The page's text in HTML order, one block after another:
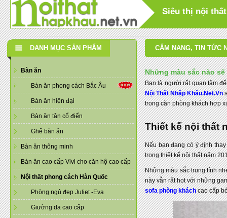
Siêu thị nội
DANH MỤC SẢN PHẨM
Bàn ăn
Bàn ăn phong cách Bắc Âu
Bàn ăn hiện đại
Bàn ăn tân cổ điển
Ghế bàn ăn
Bàn ăn thông minh
Bàn ăn cao cấp Vivi cho căn hộ cao cấp
Nội thất phong cách Hàn Quốc
Phòng ngủ đẹp Juliet -Eva
Giường da cao cấp
CẨM NANG, TIN TỨC
Những màu sắc nào
Bạn là người rất quan tâm
Nội Thất Nhập Khẩu.Net.Vn
trong căn phòng khách hợp
Thiết kế nội thất
Nếu bạn đang có ý định
trong thiết kế nội thất năm
Những màu sắc trung tính
này vẫn rất hot với những
sofa phòng khách cao cấp